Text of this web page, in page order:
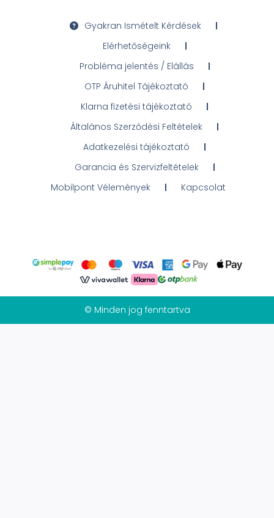
Gyakran Ismételt Kérdések
Elérhetőségeink
Probléma jelentés / Elállás
OTP Áruhitel Tájékoztató
Klarna fizetési tájékoztató
Általános Szerződési Feltételek
Adatkezelési tájékoztató
Garancia és Szervizfeltételek
Mobilpont Vélemények
Kapcsolat
© Minden jog fenntartva